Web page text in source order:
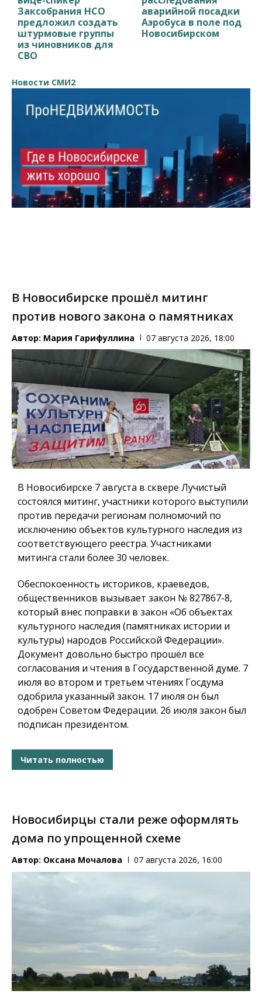
Заксобрания НСО
предложил создать
штурмовые группы
из чиновников для
СВО
аварийной посадки
Аэробуса в поле под
Новосибирском
Новости СМИ2
В Новосибирске прошёл митинг
против нового закона о памятниках
Автор: Мария Гарифуллина 07 августа 2026, 18:00
В Новосибирске 7 августа в сквере Лучистый
состоялся митинг, участники которого выступили
против передачи регионам полномочий по
исключению объектов культурного наследия из
соответствующего реестра. Участниками
митинга стали более 30 человек.
Обеспокоенность историков, краеведов,
общественников вызывает закон № 827867-8,
который внес поправки в закон «Об объектах
культурного наследия (памятниках истории и
культуры) народов Российской Федерации».
Документ довольно быстро прошёл все
согласования и чтения в Государственной думе. 7
июля во втором и третьем чтениях Госдума
одобрила указанный закон. 17 июля он был
одобрен Советом Федерации. 26 июля закон был
подписан президентом.
Читать полностью
Новосибирцы стали реже оформлять
дома по упрощенной схеме
Автор: Оксана Мочалова 07 августа 2026, 16:00